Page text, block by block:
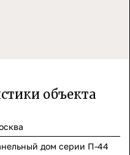
объекта
дом серии П-44